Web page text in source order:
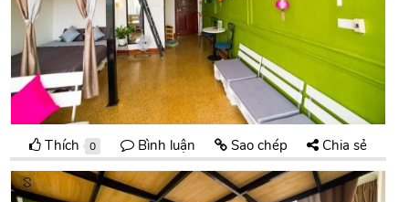
Thích 0 Bình luận Sao chép Chia sẻ